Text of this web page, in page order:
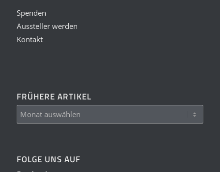
Spenden
Aussteller werden
Kontakt
FRÜHERE ARTIKEL
FOLGE UNS AUF